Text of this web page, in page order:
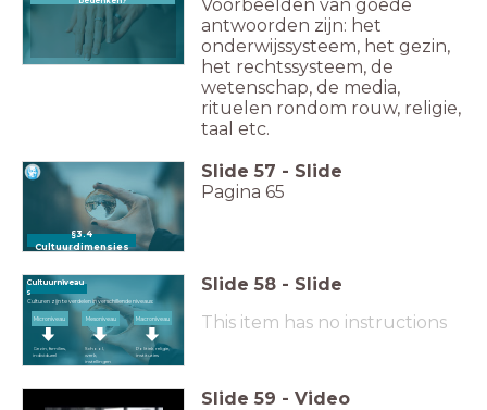
Voorbeelden van goede
antwoorden zijn: het
onderwijssysteem, het gezin,
het rechtssysteem, de
wetenschap, de media,
rituelen rondom rouw, religie,
taal etc.
§3.4
Cultuurdimensies
Slide 57 - Slide
Pagina 65
Microniveau Mesoniveau Macroniveau
Gezin, families,
individueel
School,
werk,
instellingen
Politiek, religie,
instituties
Cultuurniveau
s
Culturen zijn te verdelen in verschillende niveaus:
Slide 58 - Slide
This item has no instructions
Slide 59 - Video